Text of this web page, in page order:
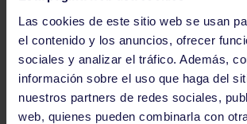
Las cookies de este sitio web se usan
el contenido y los anuncios, ofrecer
sociales y analizar el tráfico. Además,
información sobre el uso que haga del
nuestros partners de redes sociales,
web, quienes pueden combinarla con
Baloncesto